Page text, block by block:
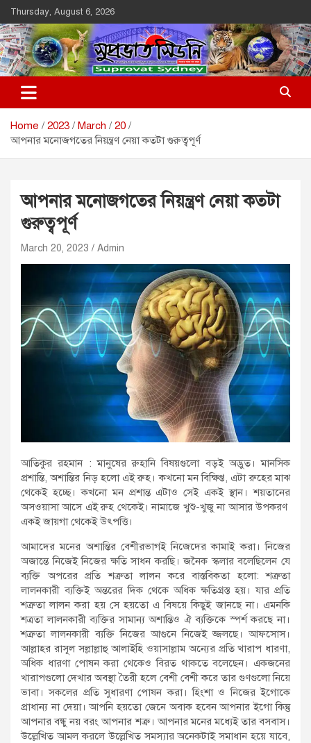
Skip
to
content
Thursday, August 6, 2026
Suprovat Sydney
The Leading Bangladesh Community Newspaper In Australia
Home 2023 March
20
আপনার মনোজগতের নিয়ন্ত্রণ নেয়া কতটা গুরুত্বপূর্ণ
আপনার মনোজগতের নিয়ন্ত্রণ নেয়া কতটা
গুরুত্বপূর্ণ
March 20, 2023 Admin
আতিকুর রহমান : মানুষের রুহানি বিষয়গুলো বড়ই অদ্ভুত। মানসিক
প্রশান্তি, অশান্তির নিড় হলো এই রুহ। কখনো মন বিক্ষিপ্ত, এটা রুহের মাঝ
থেকেই হচ্ছে। কখনো মন প্রশান্ত এটাও সেই একই স্থান। শয়তানের
অসওয়াসা আসে এই রুহ থেকেই। নামাজে খুশু-খুজু না আসার উপকরণ
একই জায়গা থেকেই উৎপত্তি।
আমাদের মনের অশান্তির বেশীরভাগই নিজেদের কামাই করা। নিজের
অজান্তে নিজেই নিজের ক্ষতি সাধন করছি। জনৈক স্কলার বলেছিলেন যে
ব্যক্তি অপরের প্রতি শত্রুতা লালন করে বাস্তবিকতা হলো: শত্রুতা
লালনকারী ব্যক্তিই অন্তরের দিক থেকে অধিক ক্ষতিগ্রস্ত হয়। যার প্রতি
শত্রুতা লালন করা হয় সে হয়তো এ বিষয়ে কিছুই জানছে না। এমনকি
শত্রতা লালনকারী ব্যক্তির সামান্য অশান্তিও ঐ ব্যক্তিকে স্পর্শ করছে না।
শত্রুতা লালনকারী ব্যক্তি নিজের আগুনে নিজেই জ্জলছে। আফসোস।
আল্লাহর রাসূল সল্লাল্লাহু আলাইহি ওয়াসাল্লাম অন্যের প্রতি খারাপ ধারণা,
অধিক ধারণা পোষন করা থেকেও বিরত থাকতে বলেছেন। একজনের
খারাপগুলো দেখার অবস্থা তৈরী হলে বেশী বেশী করে তার গুণগুলো নিয়ে
ভাবা। সকলের প্রতি সুধারণা পোষন করা। হিংশা ও নিজের ইগোকে
প্রাধান্য না দেয়া। আপনি হয়তো জেনে অবাক হবেন আপনার ইগো কিন্তু
আপনার বন্ধু নয় বরং আপনার শত্রু। আপনার মনের মধ্যেই তার বসবাস।
উল্লেখিত আমল করলে উল্লেখিত সমস্যার অনেকটাই সমাধান হয়ে যাবে,